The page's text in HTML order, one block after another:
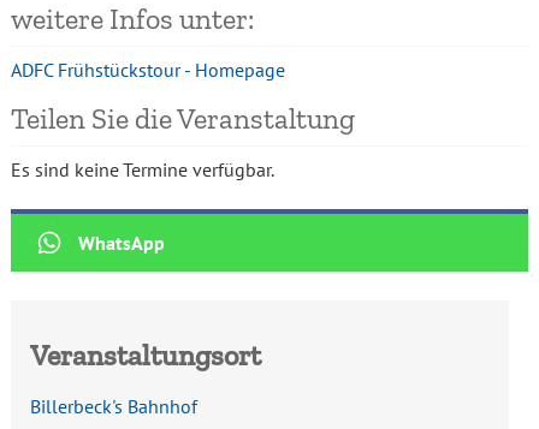
weitere Infos unter:
ADFC Frühstückstour - Homepage
Teilen Sie die Veranstaltung
Es sind keine Termine verfügbar.
Veranstaltungsort
Billerbeck's Bahnhof